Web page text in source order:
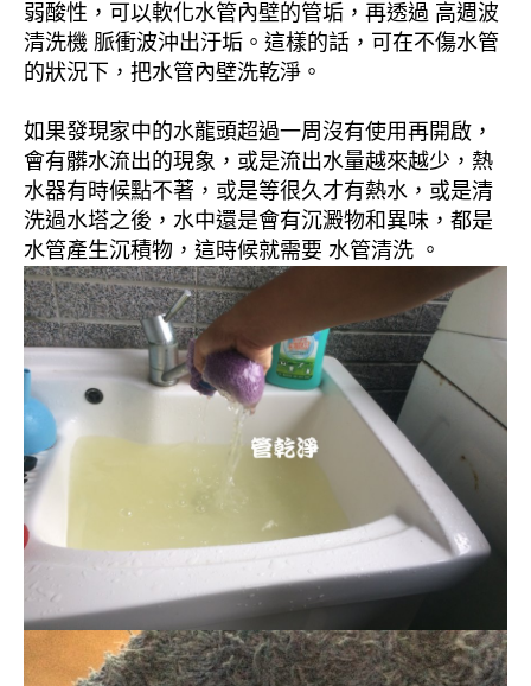
弱酸性，可以軟化水管內壁的管垢，再透過 高週波
清洗機 脈衝波沖出汙垢。這樣的話，可在不傷水管
的狀況下，把水管內壁洗乾淨。
如果發現家中的水龍頭超過一周沒有使用再開啟，
會有髒水流出的現象，或是流出水量越來越少，熱
水器有時候點不著，或是等很久才有熱水，或是清
洗過水塔之後，水中還是會有沉澱物和異味，都是
水管產生沉積物，這時候就需要 水管清洗 。